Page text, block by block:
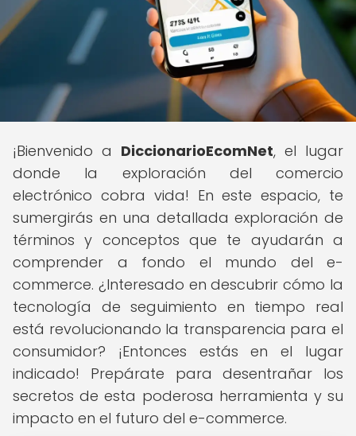
¡Bienvenido a DiccionarioEcomNet, el lugar
donde la exploración del comercio
electrónico cobra vida! En este espacio, te
sumergirás en una detallada exploración de
términos y conceptos que te ayudarán a
comprender a fondo el mundo del e-
commerce. ¿Interesado en descubrir cómo la
tecnología de seguimiento en tiempo real
está revolucionando la transparencia para el
consumidor? ¡Entonces estás en el lugar
indicado! Prepárate para desentrañar los
secretos de esta poderosa herramienta y su
impacto en el futuro del e-commerce.